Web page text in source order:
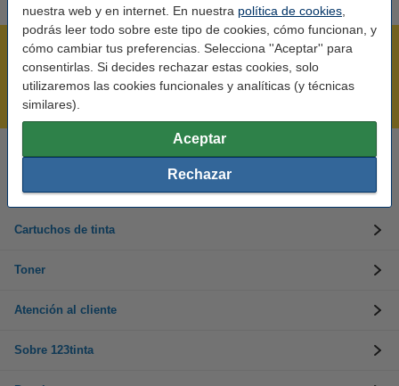
nuestra web y en internet. En nuestra política de cookies
podrás leer todo sobre este tipo de cookies, cómo funcionan, y
cómo cambiar tus preferencias. Selecciona ''Aceptar'' para
consentirlas. Si decides rechazar estas cookies, solo
utilizaremos las cookies funcionales y analíticas (y técnicas
similares).
Aceptar
Rechazar
Rápido y sencillo
Mejor Precio Garantizado
En días laborables de 09:00 a 20:00.
Cartuchos de tinta
Toner
Atención al cliente
Sobre 123tinta